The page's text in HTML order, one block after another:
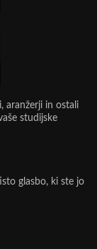
aranžerji in ostali
studijske
glasbo, ki ste jo